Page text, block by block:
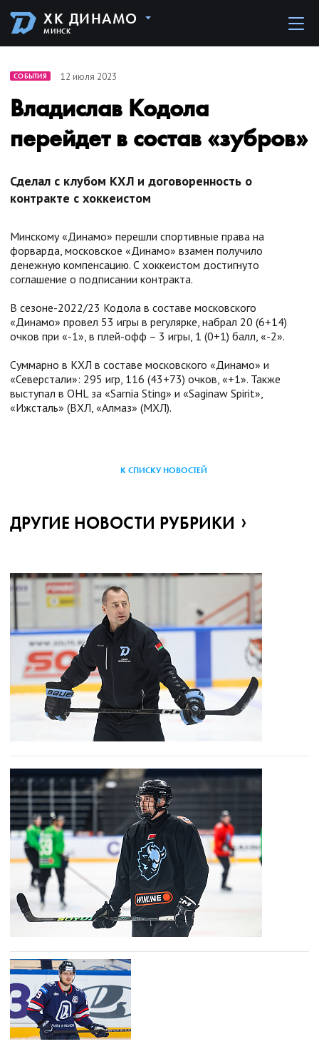
ХК ДИНАМО
МИНСК
СОБЫТИЯ 12 июля 2023
Владислав Кодола
перейдет в состав «зубров»
Сделал с клубом КХЛ и договоренность о
контракте с хоккеистом
Минскому «Динамо» перешли спортивные права на
форварда, московское «Динамо» взамен получило
денежную компенсацию. С хоккеистом достигнуто
соглашение о подписании контракта.
В сезоне-2022/23 Кодола в составе московского
«Динамо» провел 53 игры в регулярке, набрал 20 (6+14)
очков при «-1», в плей-офф – 3 игры, 1 (0+1) балл, «-2».
Суммарно в КХЛ в составе московского «Динамо» и
«Северстали»: 295 игр, 116 (43+73) очков, «+1». Также
выступал в OHL за «Sarnia Sting» и «Saginaw Spirit»,
«Ижсталь» (ВХЛ, «Алмаз» (МХЛ).
К СПИСКУ НОВОСТЕЙ
ДРУГИЕ НОВОСТИ РУБРИКИ